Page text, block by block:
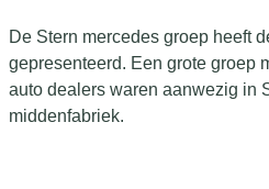
De Stern mercedes groep heeft
gepresenteerd. Een grote groep
auto dealers waren aanwezig in
middenfabriek.